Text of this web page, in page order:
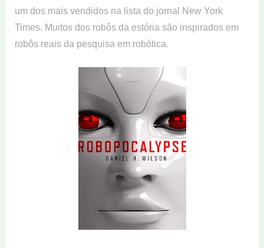
um dos mais vendidos na lista do jornal New York
Times. Muitos dos robôs da estória são inspirados em
robôs reais da pesquisa em robótica.